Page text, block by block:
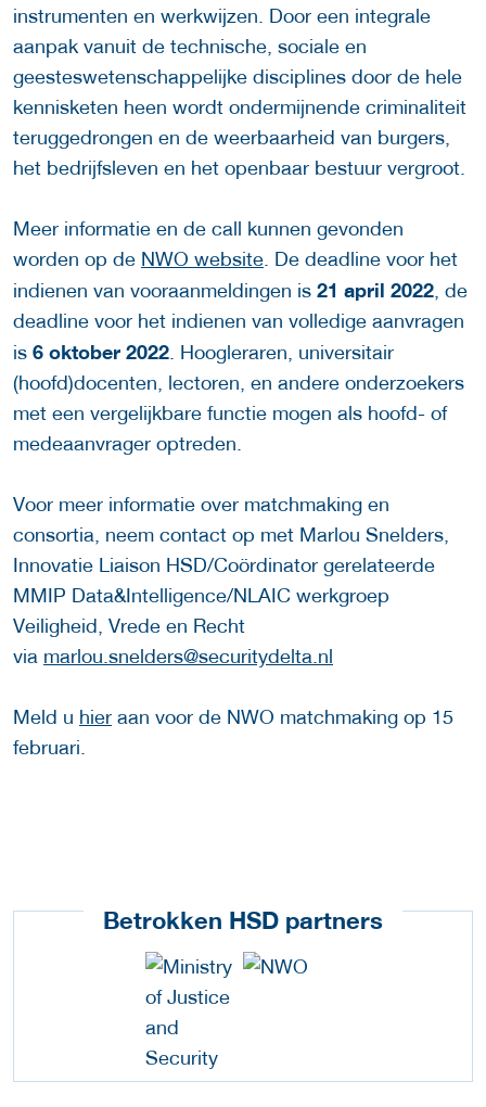
instrumenten en werkwijzen. Door een integrale
aanpak vanuit de technische, sociale en
geesteswetenschappelijke disciplines door de hele
kennisketen heen wordt ondermijnende criminaliteit
teruggedrongen en de weerbaarheid van burgers,
het bedrijfsleven en het openbaar bestuur vergroot.
Meer informatie en de call kunnen gevonden
worden op de NWO website. De deadline voor het
indienen van vooraanmeldingen is 21 april 2022, de
deadline voor het indienen van volledige aanvragen
is 6 oktober 2022. Hoogleraren, universitair
(hoofd)docenten, lectoren, en andere onderzoekers
met een vergelijkbare functie mogen als hoofd- of
medeaanvrager optreden.
Voor meer informatie over matchmaking en
consortia, neem contact op met Marlou Snelders,
Innovatie Liaison HSD/Coördinator gerelateerde
MMIP Data&Intelligence/NLAIC werkgroep
Veiligheid, Vrede en Recht
via marlou.snelders@securitydelta.nl
Meld u hier aan voor de NWO matchmaking op 15
februari.
Betrokken HSD partners